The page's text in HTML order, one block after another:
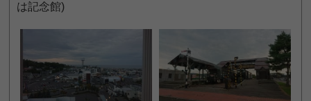
は記念館)